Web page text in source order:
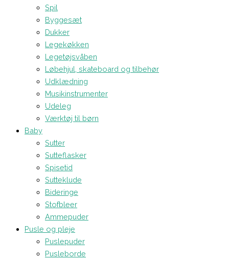
Spil
Byggesæt
Dukker
Legekøkken
Legetøjsvåben
Løbehjul, skateboard og tilbehør
Udklædning
Musikinstrumenter
Udeleg
Værktøj til børn
Baby
Sutter
Sutteflasker
Spisetid
Sutteklude
Bideringe
Stofbleer
Ammepuder
Pusle og pleje
Puslepuder
Pusleborde